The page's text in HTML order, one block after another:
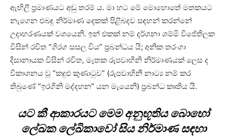
ඇඟිලි ප්‍රමාණයට අඩු තරම් ය. මා හට මේ මොහොතේ මතකයට
නැගෙන එබඳු නිර්මාණ දෙකක් පිළිබදව සඳහන් කරන්නේ
උදාහරණයක් වශයෙනි. ඉන් එකක් නම් දර්ශනා ශම්මි විජේතිලක
විසින් රචිත ”ගිරග සසල විය” ප්‍රබන්ධය යි; අනික තරංගා
දිසානායක විසින් රචිත, මෑතක රූපවාහිනි නිර්මාණයක් ලෙස ද
විකාශනය වූ ”කදුළු කුණාටුව” (රුපවාහිනී නාට්‍ය නම් කර
තිබුණේ ”ඉරගිනි මද්දහන” යන මැයෙනි) ප්‍රබන්ධ කෘතිය යි.
යට කී ආකාරයට මෙම අනුභූතිය බොහෝ
ලේඛක ලේඛිකාවෝ සිය නිර්මාණ සඳහා